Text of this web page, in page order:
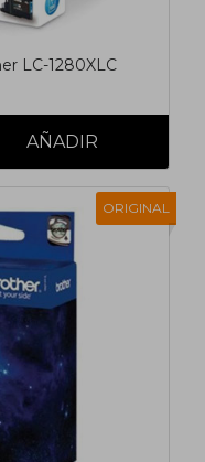
LC-1280XLC
ORIGINAL